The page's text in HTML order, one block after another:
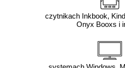
czytnikach Inkbook,
Onyx Booxs i